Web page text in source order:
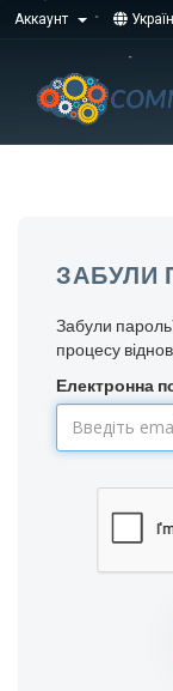
Аккаунт
ЗАБУЛИ
Забули
процесу
Електронна